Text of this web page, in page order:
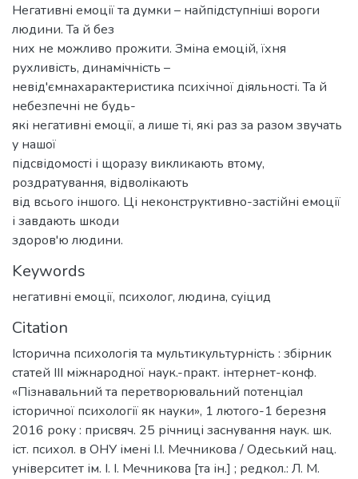
Негативні емоції та думки – найпідступніші вороги
людини. Та й без
них не можливо прожити. Зміна емоцій, їхня
рухливість, динамічність –
невід'ємнахарактеристика психічної діяльності. Та й
небезпечні не будь-
які негативні емоції, а лише ті, які раз за разом звучать
у нашої
підсвідомості і щоразу викликають втому,
роздратування, відволікають
від всього іншого. Ці неконструктивно-застійні емоції
і завдають шкоди
здоров'ю людини.
Keywords
негативні емоції, психолог, людина, суіцид
Citation
Історична психологія та мультикультурність : збірник
статей ІІІ міжнародної наук.-практ. інтернет-конф.
«Пізнавальний та перетворювальний потенціал
історичної психології як науки», 1 лютого-1 березня
2016 року : присвяч. 25 річниці заснування наук. шк.
іст. психол. в ОНУ імені І.І. Мечникова / Одеський нац.
університет ім. І. І. Мечникова [та ін.] ; редкол.: Л. М.